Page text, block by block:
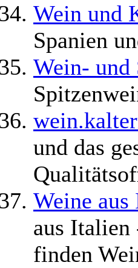
Wein und
Spanien
Wein-
und das
Weine
aus Italien
finden